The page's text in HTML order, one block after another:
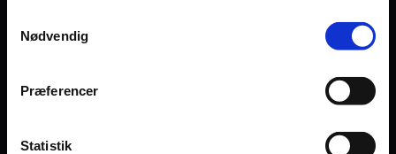
Nødvendig
Præferencer
Statistik